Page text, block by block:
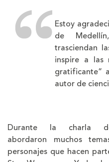
Estoy
de
trasciendan
inspire a las
gratificante”
autor de
Durante la charla
abordaron muchos
personajes que hacen